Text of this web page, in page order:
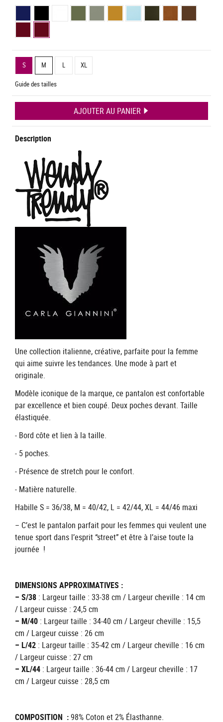
S M L XL
Guide des tailles
AJOUTER AU PANIER
Description
Une collection italienne, créative, parfaite pour la femme
qui aime suivre les tendances. Une mode à part et
originale.
Modèle iconique de la marque, ce pantalon est confortable
par excellence et bien coupé. Deux poches devant. Taille
élastiquée.
- Bord côte et lien à la taille.
- 5 poches.
- Présence de stretch pour le confort.
- Matière naturelle.
Habille S = 36/38, M = 40/42, L = 42/44, XL = 44/46 maxi
– C’est le pantalon parfait pour les femmes qui veulent une
tenue sport dans l’esprit “street” et être à l’aise toute la
journée !
DIMENSIONS APPROXIMATIVES :
– S/38 : Largeur taille : 33-38 cm / Largeur cheville : 14 cm
/ Largeur cuisse : 24,5 cm
– M/40 : Largeur taille : 34-40 cm / Largeur cheville : 15,5
cm / Largeur cuisse : 26 cm
– L/42 : Largeur taille : 35-42 cm / Largeur cheville : 16 cm
/ Largeur cuisse : 27 cm
– XL/44 : Largeur taille : 36-44 cm / Largeur cheville : 17
cm / Largeur cuisse : 28,5 cm
COMPOSITION :98% Coton et 2% Élasthanne.